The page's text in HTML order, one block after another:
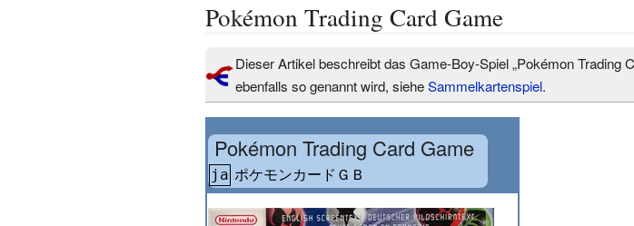
Pokémon Trading Card Game
Dieser Artikel beschreibt das Game-Boy-Spiel „Pokémon
ebenfalls so genannt wird, sieheSammelkartenspiel.
Pokémon Trading Card Game
ja ポケモンカードＧＢ